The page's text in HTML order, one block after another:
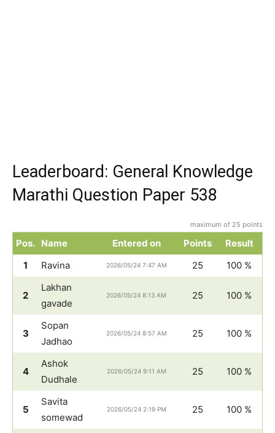
Leaderboard: General Knowledge
Marathi Question Paper 538
maximum of 25 points
Pos. Name Entered on Points
Result
1
Ravina 2026/05/24 7:47 AM 25 100 %
2
Lakhan
gavade
2026/05/24 8:13 AM 25 100 %
3
Sopan
Jadhao
2026/05/24 8:57 AM 25 100 %
4
Ashok
Dudhale
2026/05/24 9:11 AM 25 100 %
5
Savita
somewad
2026/05/24 2:19 PM 25 100 %